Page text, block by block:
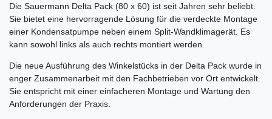
Die Sauermann Delta Pack (80 x 60) ist seit Jahren sehr beliebt.
Sie bietet eine hervorragende Lösung für die verdeckte Montage
einer Kondensatpumpe neben einem Split-Wandklimagerät. Es
kann sowohl links als auch rechts montiert werden.
Die neue Ausführung des Winkelstücks in der Delta Pack wurde in
enger Zusammenarbeit mit den Fachbetrieben vor Ort entwickelt.
Sie entspricht mit einer einfacheren Montage und Wartung den
Anforderungen der Praxis.